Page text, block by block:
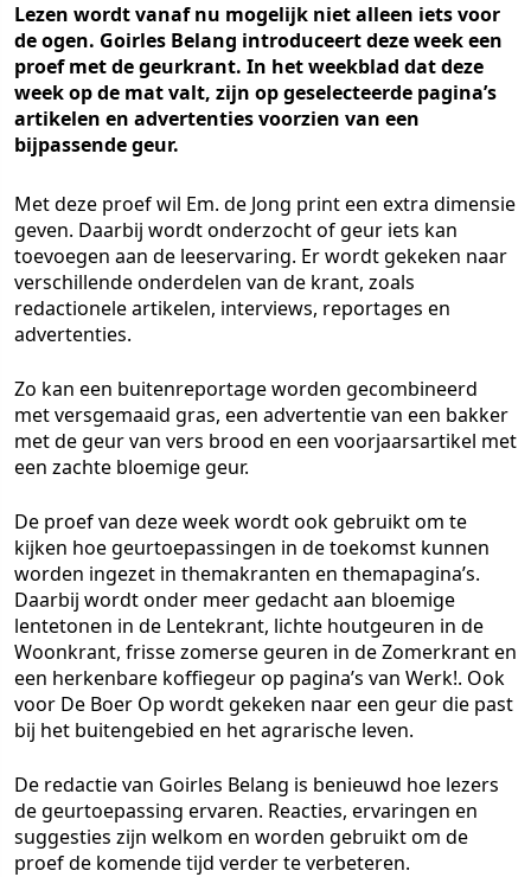
Lezen wordt vanaf nu mogelijk niet alleen iets voor
de ogen. Goirles Belang introduceert deze week een
proef met de geurkrant. In het weekblad dat deze
week op de mat valt, zijn op geselecteerde pagina’s
artikelen en advertenties voorzien van een
bijpassende geur.
Met deze proef wil Em. de Jong print een extra dimensie
geven. Daarbij wordt onderzocht of geur iets kan
toevoegen aan de leeservaring. Er wordt gekeken naar
verschillende onderdelen van de krant, zoals
redactionele artikelen, interviews, reportages en
advertenties.
Zo kan een buitenreportage worden gecombineerd
met versgemaaid gras, een advertentie van een bakker
met de geur van vers brood en een voorjaarsartikel met
een zachte bloemige geur.
De proef van deze week wordt ook gebruikt om te
kijken hoe geurtoepassingen in de toekomst kunnen
worden ingezet in themakranten en themapagina’s.
Daarbij wordt onder meer gedacht aan bloemige
lentetonen in de Lentekrant, lichte houtgeuren in de
Woonkrant, frisse zomerse geuren in de Zomerkrant en
een herkenbare koffiegeur op pagina’s van Werk!. Ook
voor De Boer Op wordt gekeken naar een geur die past
bij het buitengebied en het agrarische leven.
De redactie van Goirles Belang is benieuwd hoe lezers
de geurtoepassing ervaren. Reacties, ervaringen en
suggesties zijn welkom en worden gebruikt om de
proef de komende tijd verder te verbeteren.